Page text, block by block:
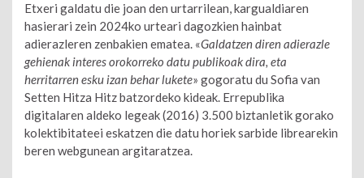
Etxeri galdatu die joan den urtarrilean, kargualdiaren
hasierari zein 2024ko urteari dagozkien hainbat
adierazleren zenbakien ematea. «Galdatzen diren adierazle
gehienak interes orokorreko datu publikoak dira, eta
herritarren esku izan behar lukete» gogoratu du Sofia van
Setten Hitza Hitz batzordeko kideak. Errepublika
digitalaren aldeko legeak (2016) 3.500 biztanletik gorako
kolektibitateei eskatzen die datu horiek sarbide librearekin
beren webgunean argitaratzea.